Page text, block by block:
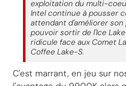
exploitation du multi-
Intel continue à pousser
attendant d'améliorer
pouvoir sortir de l'Ice
ridicule face aux Comet
Coffee Lake-S.
C'est marrant, en jeu sur